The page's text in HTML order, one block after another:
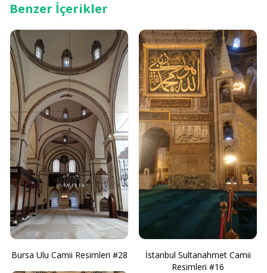
Benzer İçerikler
Bursa Ulu Camii Resimleri #28
İstanbul Sultanahmet Camii
Resimleri #16